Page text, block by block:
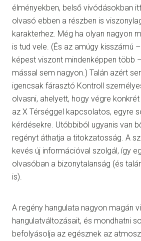
élményekben, belső vívódásokban
olvasó ebben a részben is
karakterhez. Még ha olyan nagyon
is tud vele. (És az amúgy kisszámú
képest viszont mindenképpen több
mással sem nagyon.) Talán azért
igencsak fárasztó Kontroll
olvasni, ahelyett, hogy végre
az X Térséggel kapcsolatos, egyre
kérdésekre. Utóbbiból ugyanis van
regényt áthatja a titokzatosság. A
kevés új információval szolgál, így
olvasóban a bizonytalanság (és
is).
A regény hangulata nagyon magán
hangulatváltozásait, és mondhatni
befolyásolja az egésznek az